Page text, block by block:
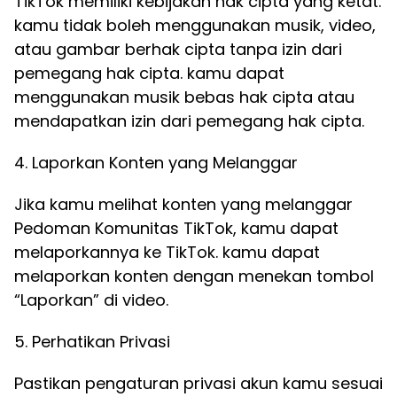
kamu tidak boleh menggunakan musik, video,
atau gambar berhak cipta tanpa izin dari
pemegang hak cipta. kamu dapat
menggunakan musik bebas hak cipta atau
mendapatkan izin dari pemegang hak cipta.
4. Laporkan Konten yang Melanggar
Jika kamu melihat konten yang melanggar
Pedoman Komunitas TikTok, kamu dapat
melaporkannya ke TikTok. kamu dapat
melaporkan konten dengan menekan tombol
“Laporkan” di video.
5. Perhatikan Privasi
Pastikan pengaturan privasi akun kamu sesuai